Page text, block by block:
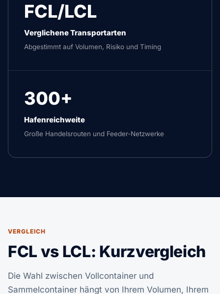
FCL/LCL
Verglichene Transportarten
Abgestimmt auf Volumen, Risiko und Timing
300+
Hafenreichweite
Große Handelsrouten und Feeder-Netzwerke
VERGLEICH
FCL vs LCL: Kurzvergleich
Die Wahl zwischen Vollcontainer und
Sammelcontainer hängt von Ihrem Volumen, Ihrem